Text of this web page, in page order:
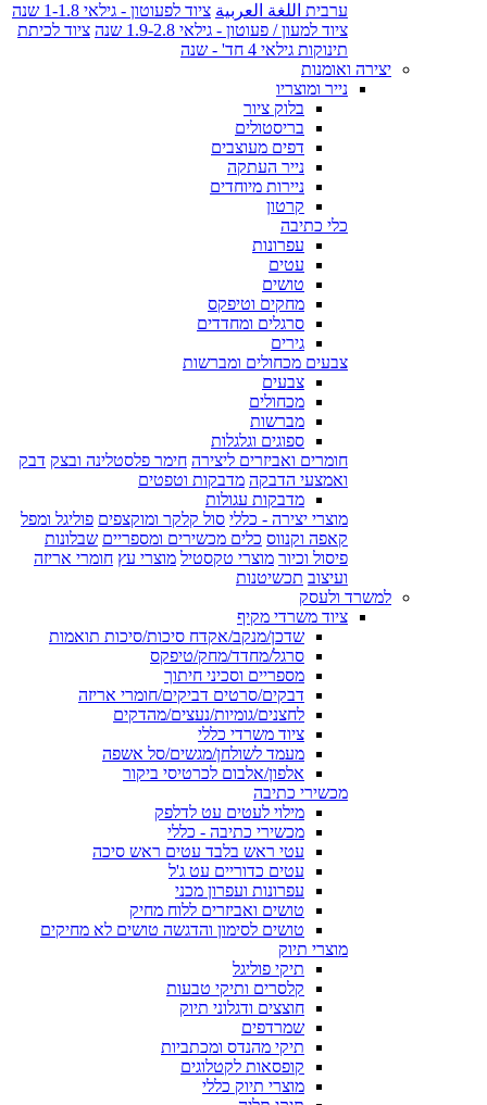
ערבית اللغة العربية ציוד לפעוטון - גילאי 1-1.8 שנה
ציוד למעון / פעוטון - גילאי 1.9-2.8 שנה
ציוד לכיתת
תינוקות גילאי 4 חד' - שנה
יצירה ואומנות
נייר ומוצריו
בלוק ציור
בריסטולים
דפים מעוצבים
נייר העתקה
ניירות מיוחדים
קרטון
כלי כתיבה
עפרונות
עטים
טושים
מחקים וטיפקס
סרגלים ומחדדים
גירים
צבעים מכחולים ומברשות
צבעים
מכחולים
מברשות
ספוגים וגלגלות
חומרים ואביזרים ליצירה חימר פלסטלינה ובצק דבק
ואמצעי הדבקה מדבקות וטפטים
מדבקות עגולות
מוצרי יצירה - כללי סול קלקר ומוקצפים פוליגל ומפל
קאפה וקנווס כלים מכשירים ומספריים שבלונות
פיסול וכיור מוצרי טקסטיל מוצרי עץ חומרי אריזה
ועיצוב תכשיטנות
למשרד ולעסק
ציוד משרדי מקיף
שדכן/מנקב/אקדח סיכות/סיכות תואמות
סרגל/מחדד/מחק/טיפקס
מספריים וסכיני חיתוך
דבקים/סרטים דביקים/חומרי אריזה
לחצנים/גומיות/נעצים/מהדקים
ציוד משרדי כללי
מעמד לשולחן/מגשים/סל אשפה
אלפון/אלבום לכרטיסי ביקור
מכשירי כתיבה
מילוי לעטים עט לדלפק
מכשירי כתיבה - כללי
עטי ראש בלבד עטים ראש סיכה
עטים כדוריים עט ג'ל
עפרונות ועפרון מכני
טושים ואביזרים ללוח מחיק
טושים לסימון והדגשה טושים לא מחיקים
מוצרי תיוק
תיקי פוליגל
קלסרים ותיקי טבעות
חוצצים ודגלוני תיוק
שמרדפים
תיקי מהנדס ומכתביות
קופסאות לקטלוגים
מוצרי תיוק כללי